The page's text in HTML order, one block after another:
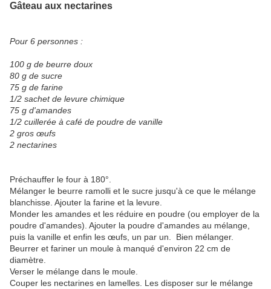
Gâteau aux nectarines
Pour 6 personnes :
100 g de beurre doux
80 g de sucre
75 g de farine
1/2 sachet de levure chimique
75 g d'amandes
1/2 cuillerée à café de poudre de vanille
2 gros œufs
2 nectarines
Préchauffer le four à 180°.
Mélanger le beurre ramolli et le sucre jusqu'à ce que le mélange
blanchisse. Ajouter la farine et la levure.
Monder les amandes et les réduire en poudre (ou employer de la
poudre d'amandes). Ajouter la poudre d'amandes au mélange,
puis la vanille et enfin les œufs, un par un. Bien mélanger.
Beurrer et fariner un moule à manqué d'environ 22 cm de
diamètre.
Verser le mélange dans le moule.
Couper les nectarines en lamelles. Les disposer sur le mélange